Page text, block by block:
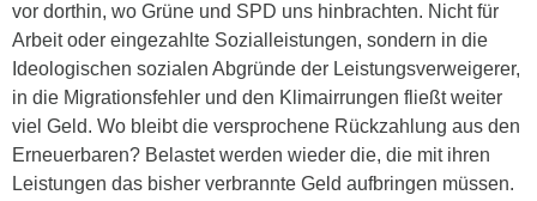
vor dorthin, wo Grüne und SPD uns hinbrachten. Nicht für
Arbeit oder eingezahlte Sozialleistungen, sondern in die
Ideologischen sozialen Abgründe der Leistungsverweigerer,
in die Migrationsfehler und den Klimairrungen fließt weiter
viel Geld. Wo bleibt die versprochene Rückzahlung aus den
Erneuerbaren? Belastet werden wieder die, die mit ihren
Leistungen das bisher verbrannte Geld aufbringen müssen.